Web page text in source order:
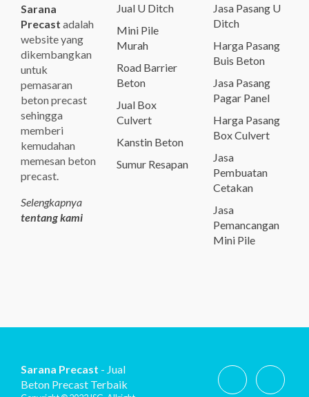
Sarana
Precast adalah
website yang
dikembangkan
untuk
pemasaran
beton precast
sehingga
memberi
kemudahan
memesan beton
precast.
Selengkapnya
tentang kami
Jual U Ditch
Mini Pile
Murah
Road Barrier
Beton
Jual Box
Culvert
Kanstin Beton
Sumur Resapan
Jasa Pasang U
Ditch
Harga Pasang
Buis Beton
Jasa Pasang
Pagar Panel
Harga Pasang
Box Culvert
Jasa
Pembuatan
Cetakan
Jasa
Pemancangan
Mini Pile
Sarana Precast - Jual
Beton Precast Terbaik